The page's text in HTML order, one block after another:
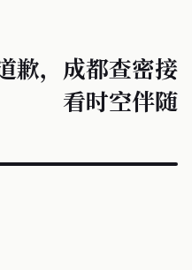
歉，成都查密接
看时空伴随